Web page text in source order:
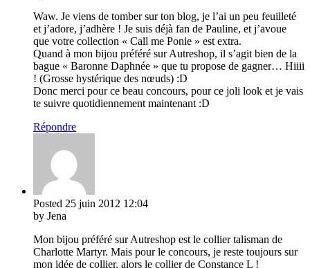
Waw. Je viens de tomber sur ton blog, je l’ai un peu feuilleté
et j’adore, j’adhère ! Je suis déjà fan de Pauline, et j’avoue
que votre collection « Call me Ponie » est extra.
Quand à mon bijou préféré sur Autreshop, il s’agit bien de la
bague « Baronne Daphnée » que tu propose de gagner… Hiiii
! (Grosse hystérique des nœuds) :D
Donc merci pour ce beau concours, pour ce joli look et je vais
te suivre quotidiennement maintenant :D
Répondre
Posted 25 juin 2012 12:04
by Jena
Mon bijou préféré sur Autreshop est le collier talisman de
Charlotte Martyr. Mais pour le concours, je reste toujours sur
mon idée de collier, alors le collier de Constance L !